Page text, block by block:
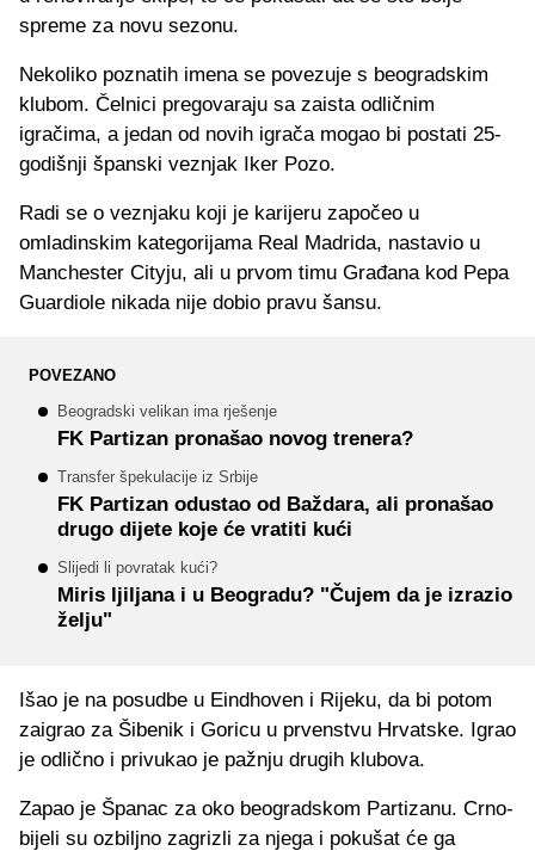
spreme za novu sezonu.
Nekoliko poznatih imena se povezuje s beogradskim
klubom. Čelnici pregovaraju sa zaista odličnim
igračima, a jedan od novih igrača mogao bi postati 25-
godišnji španski veznjak Iker Pozo.
Radi se o veznjaku koji je karijeru započeo u
omladinskim kategorijama Real Madrida, nastavio u
Manchester Cityju, ali u prvom timu Građana kod Pepa
Guardiole nikada nije dobio pravu šansu.
POVEZANO
Beogradski velikan ima rješenje
FK Partizan pronašao novog trenera?
Transfer špekulacije iz Srbije
FK Partizan odustao od Baždara, ali pronašao
drugo dijete koje će vratiti kući
Slijedi li povratak kući?
Miris ljiljana i u Beogradu? "Čujem da je izrazio
želju"
Išao je na posudbe u Eindhoven i Rijeku, da bi potom
zaigrao za Šibenik i Goricu u prvenstvu Hrvatske. Igrao
je odlično i privukao je pažnju drugih klubova.
Zapao je Španac za oko beogradskom Partizanu. Crno-
bijeli su ozbiljno zagrizli za njega i pokušat će ga